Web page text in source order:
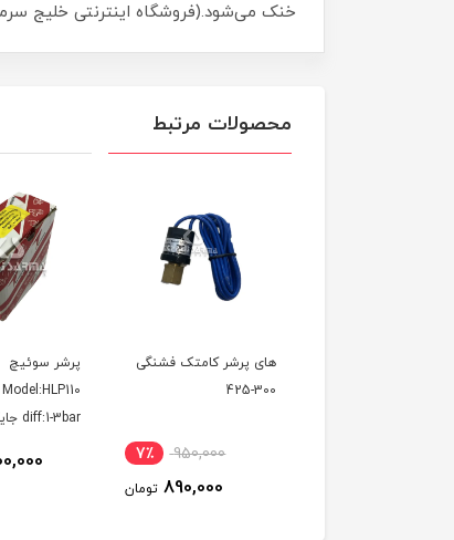
خنک می‌شود.(فروشگاه اینترنتی خلیج
محصولات مرتبط
های پرشر کامتک فشنگی
300-425
950,000 7٪
890,000 تومان
پرشر سوئیچ
diff:1-3bar جایگزین kp35